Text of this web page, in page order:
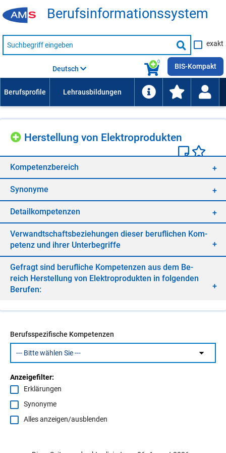
Be­rufs­in­for­ma­ti­ons­sys­tem
Suche
nach
Suche
starten
exakt
0
Deutsch BIS-Kompakt
Her­stel­lung von Elek­tro­pro­duk­ten
Kom­pe­tenz­be­reich
Syn­ony­me
De­tail­kom­pe­ten­zen
Ver­wandt­schafts­be­zie­hun­gen die­ser be­ruf­li­chen Kom­
pe­tenz und ih­rer Un­ter­be­grif­fe
Ge­fragt sind be­ruf­li­che Kom­pe­ten­zen aus dem Be­
reich Her­stel­lung von Elek­tro­pro­duk­ten in fol­gen­den
Be­ru­fen:
Berufsspezifische Kompetenzen
Anzeigefilter:
Erklärungen
Synonyme
Alles anzeigen/ausblenden